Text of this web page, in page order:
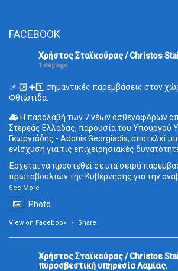
FACEBOOK
Χρήστος Σταϊκούρας / Christos
1 day ago
📌 🔟 ➕1️⃣ σημαντικές παρεμβάσεις στον
Φθιώτιδα.
🚑 Η παραλαβή των 7 νέων ασθενοφόρων
Στερεάς Ελλάδας, παρουσία του Υπουργού
Γεωργιάδης - Adonis Georgiadis, αποτελεί
ενίσχυση για τις επιχειρησιακές
Έρχεται να προστεθεί σε μια σειρά
πρωτοβουλιών της Κυβέρνησης για την
See More
Photo
View on Facebook · Share
Χρήστος Σταϊκούρας / Christos
πυροσβεστική υπηρεσία Λαμίας.